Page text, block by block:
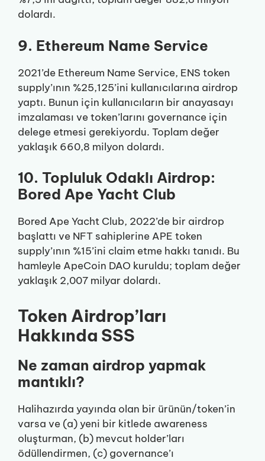
dolardı.
9. Ethereum Name Service
2021’de Ethereum Name Service, ENS token
supply’ının %25,125’ini kullanıcılarına airdrop
yaptı. Bunun için kullanıcıların bir anayasayı
imzalaması ve token’larını governance için
delege etmesi gerekiyordu. Toplam değer
yaklaşık 660,8 milyon dolardı.
10. Topluluk Odaklı Airdrop:
Bored Ape Yacht Club
Bored Ape Yacht Club, 2022’de bir airdrop
başlattı ve NFT sahiplerine APE token
supply’ının %15’ini claim etme hakkı tanıdı. Bu
hamleyle ApeCoin DAO kuruldu; toplam değer
yaklaşık 2,007 milyar dolardı.
Token Airdrop’ları
Hakkında SSS
Ne zaman airdrop yapmak
mantıklı?
Halihazırda yayında olan bir ürünün/token’in
varsa ve (a) yeni bir kitlede awareness
oluşturman, (b) mevcut holder’ları
ödüllendirmen, (c) governance’ı